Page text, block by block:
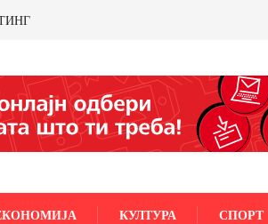
КУЛТУРА СПОРТ